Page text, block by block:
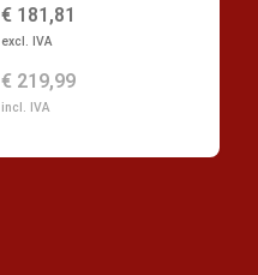
€ 181,81
excl. IVA
€ 219,99
incl. IVA